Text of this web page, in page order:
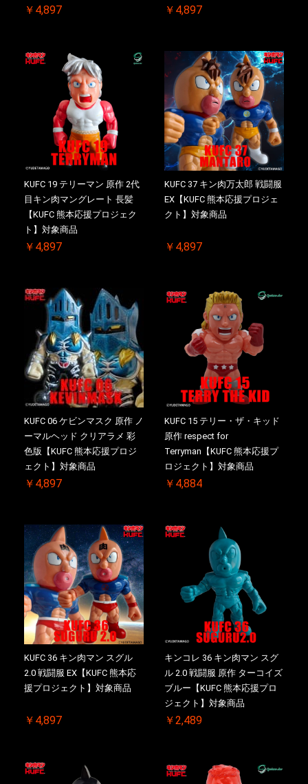
￥4,897 ￥4,897
KUFC 19 テリーマン 原作 2代
目キン肉マングレート 長髪
【KUFC 熊本応援プロジェク
ト】対象商品
￥4,897
KUFC 37 キン肉万太郎 戦闘服
EX【KUFC 熊本応援プロジェ
クト】対象商品
￥4,897
KUFC 06 ケビンマスク 原作 ノ
ーマルヘッド クリアラメ 彩
色版【KUFC 熊本応援プロジ
ェクト】対象商品
￥4,897
KUFC 15 テリー・ザ・キッド
原作 respect for
Terryman【KUFC 熊本応援プ
ロジェクト】対象商品
￥4,884
KUFC 36 キン肉マン スグル
2.0 戦闘服 EX【KUFC 熊本応
援プロジェクト】対象商品
￥4,897
キンコレ 36 キン肉マン スグ
ル 2.0 戦闘服 原作 ターコイズ
ブルー【KUFC 熊本応援プロ
ジェクト】対象商品
￥2,489